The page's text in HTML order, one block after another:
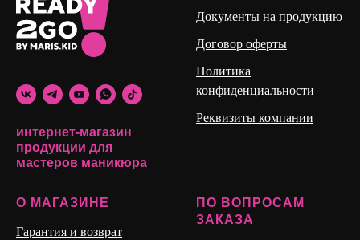
интернет-магазин
продукции для
мастеров маникюра
Документы на продукцию
Договор оферты
Политика
конфиденциальности
Реквизиты компании
О МАГАЗИНЕ
Гарантия и возврат
ПО ВОПРОСАМ
ЗАКАЗА